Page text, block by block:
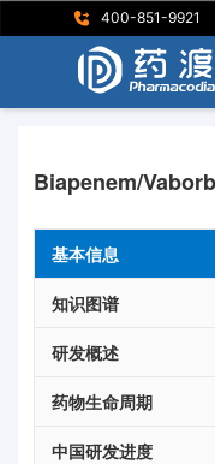
400-851-9921
Biapenem/
基本信息
知识图谱
研发概述
药物生命周期
中国研发进度